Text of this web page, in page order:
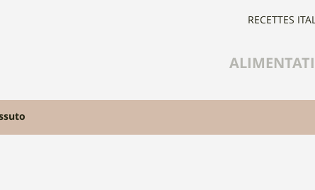
RECETTES